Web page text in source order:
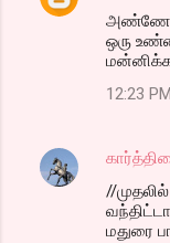
அண்ணே
ஒரு
12:23 PM
//
மதுரை